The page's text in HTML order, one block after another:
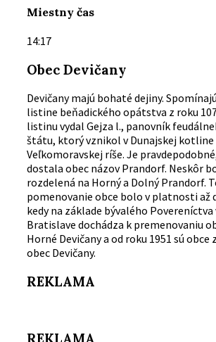
Miestny čas
14:17
Obec Devičany
Devičany majú bohaté dejiny.
listine beňadického opátstva z roku
listinu vydal Gejza l., panovník
štátu, ktorý vznikol v Dunajskej kotline
Veľkomoravskej ríše. Je
dostala obec názov Prandorf. Neskôr
rozdelená na Horný a Dolný Prandorf.
pomenovanie obce bolo v platnosti až
kedy na základe bývalého
Bratislave dochádza k premenovaniu
Horné Devičany a od roku 1951 sú obce
obec Devičany.
REKLAMA